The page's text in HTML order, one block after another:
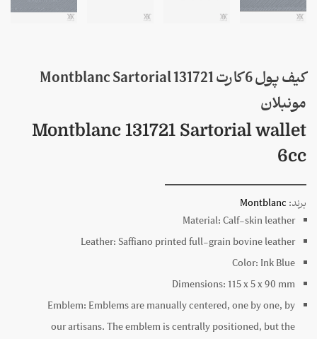
کیف پول 6 کارت 131721 Montblanc Sartorial
مونبلان
Montblanc 131721 Sartorial wallet
6cc
برند: Montblanc
Material:Calf-skin leather
Leather:Saffiano printed full-grain bovine leather
Color: Ink Blue
Dimensions:115 x5 x90 mm
Emblem: Emblems are manually centered, one by one, by
our artisans. The emblem is centrally positioned, but the